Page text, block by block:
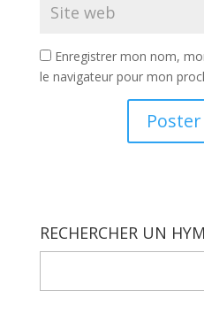
Enregistrer mon nom,
le navigateur pour mon
RECHERCHER UN